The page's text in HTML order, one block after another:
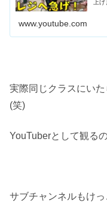
上げ
www.youtube.com
実際同じクラスにい
(笑)
YouTuberとして観る
サブチャンネルもけ